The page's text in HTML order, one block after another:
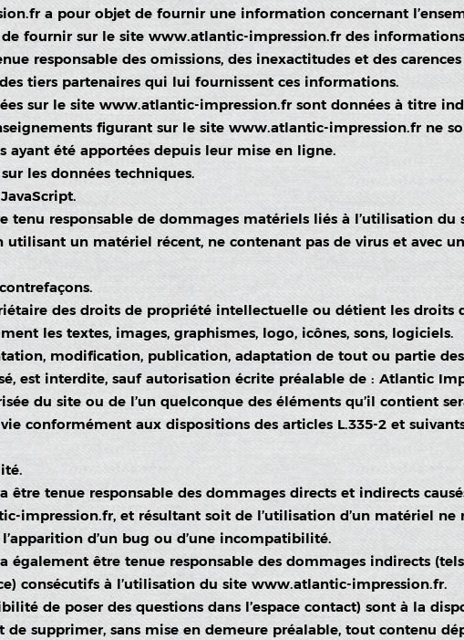
a pour objet de fournir une information concernant
fournir sur le site www.atlantic-impression.frdes informations
responsable des omissions, des inexactitudes et des
tiers partenaires qui lui fournissent ces informations.
sur le site www.atlantic-impression.frsont données à titre
figurant sur le site www.atlantic-impression.frne
ayant été apportées depuis leur mise en ligne.
les données techniques.
tenu responsable de dommages matériels liés à l’utilisation du
utilisant un matériel récent, ne contenant pas de virus et avec
des droits de propriété intellectuelle ou détient les droits
les textes, images, graphismes, logo, icônes, sons, logiciels.
modification, publication, adaptation de tout ou partie
est interdite, sauf autorisation écrite préalable de : Atlantic
du site ou de l’un quelconque des éléments qu’il contient
conformément aux dispositions des articles L.335-2 et
être tenue responsable des dommages directs et indirects
impression.fr, et résultant soit de l’utilisation d’un matériel
d’un bug ou d’une incompatibilité.
également être tenue responsable des dommages indirects
consécutifs à l’utilisation du sitewww.atlantic-impression.fr.
de poser des questions dans l’espace contact) sont à la
de supprimer, sans mise en demeure préalable, tout contenu